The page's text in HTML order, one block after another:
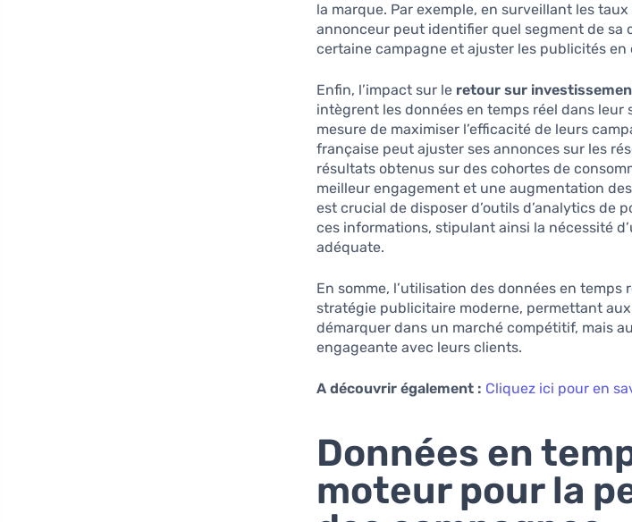
la marque. Par exemple, en surveillant les
annonceur peut identifier quel segment de sa
certaine campagne et ajuster les publicités en
Enfin, l’impact sur le retour sur
intègrent les données en temps réel dans
mesure de maximiser l’efficacité de leurs
française peut ajuster ses annonces sur les
résultats obtenus sur des cohortes de
meilleur engagement et une augmentation
est crucial de disposer d’outils d’analytics de
ces informations, stipulant ainsi la nécessité
adéquate.
En somme, l’utilisation des données en temps
stratégie publicitaire moderne, permettant
démarquer dans un marché compétitif, mais
engageante avec leurs clients.
A découvrir également : Cliquez ici pour en
Données en
moteur pour la